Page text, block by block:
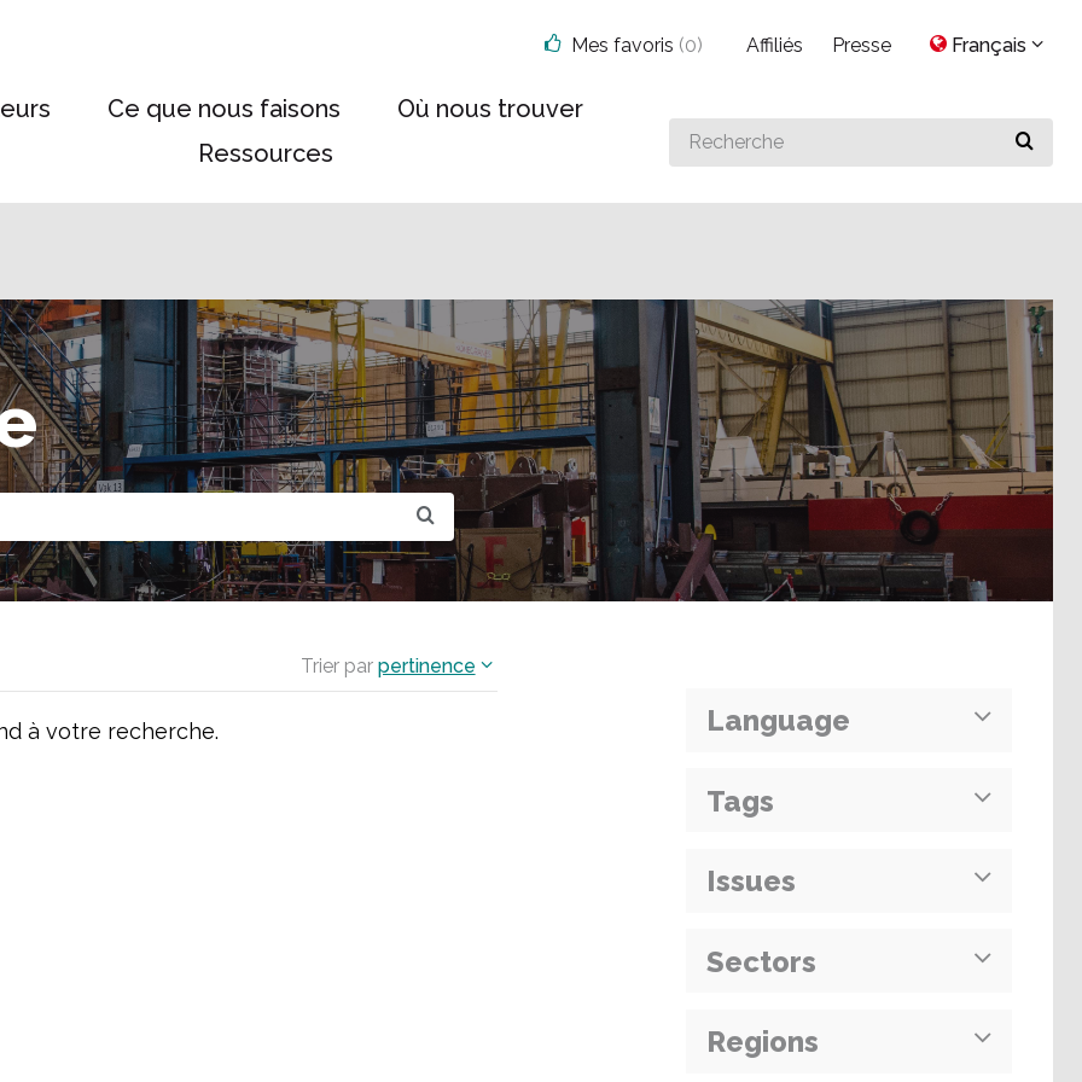
Ce que nous faisons
Où nous trouver
Ressources
Search
for
Mes favoris (0) Affiliés Presse Français
Trier par pertinence
à votre recherche. Language
Tags
Issues
Sectors
Regions